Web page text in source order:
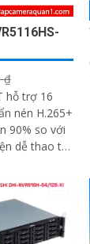
₫
hỗ trợ 16
nén H.265+
90% so với
dễ thao tác